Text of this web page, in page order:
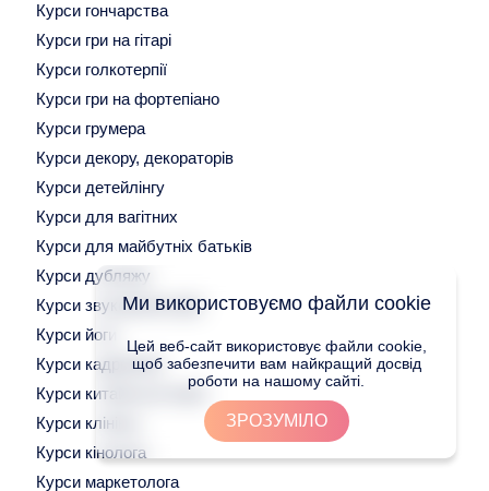
Курси гончарства
Курси гри на гітарі
Курси голкотерпії
Курси гри на фортепіано
Курси грумера
Курси декору, декораторів
Курси детейлінгу
Курси для вагітних
Курси для майбутніх батьків
Курси дубляжу
Курси звукорежисерів
Курси йоги
Курси кадровика
Курси китайської мови
Курси клінінгу
Курси кінолога
Курси маркетолога
Ми використовуємо файли cookie
Цей веб-сайт використовує файли cookie,
щоб забезпечити вам найкращий досвід
роботи на нашому сайті.
ЗРОЗУМІЛО